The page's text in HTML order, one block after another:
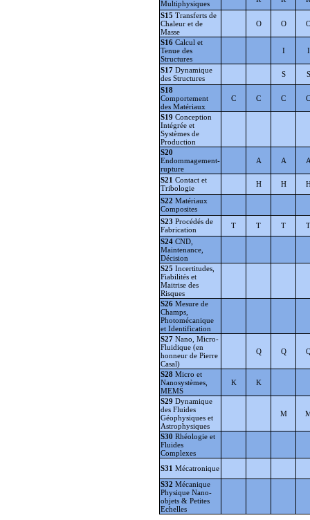
Multiphysiques
S15 Transferts de
Chaleur et de
Masse
O O
S16 Calcul et
Tenue des
Structures
I I
S17 Dynamique
des Structures
S
S
S18
Comportement
des Matériaux
C C C C
S19 Conception
Intégrée et
Systèmes de
Production
S20
Endommagement-
rupture
A A
S21 Contact et
Tribologie
H H
S22 Matériaux
Composites
S23 Procédés de
Fabrication
T T T
T
S24 CND,
Maintenance,
Décision
S25 Incertitudes,
Fiabilités et
Maitrise des
Risques
S26 Mesure de
Champs,
Photomécanique
et Identification
S27 Nano, Micro-
Fluidique (en
honneur de Pierre
Casal)
Q Q
S28 Micro et
Nanosystèmes,
MEMS
K K
S29 Dynamique
des Fluides
Géophysiques et
Astrophysiques
M
S30 Rhéologie et
Fluides
Complexes
S31 Mécatronique
S32 Mécanique
Physique Nano-
objets & Petites
Echelles